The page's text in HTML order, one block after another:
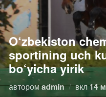
O‘zbekiston
sportining uch
bo‘yicha yirik
автором admin вкл14